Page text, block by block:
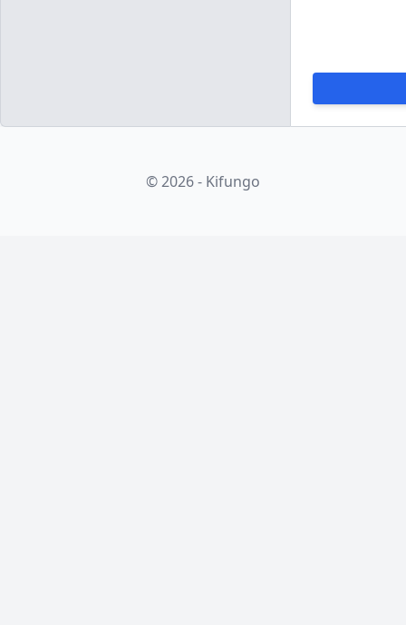
© 2026 - Kifungo